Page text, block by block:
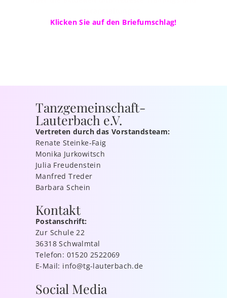
Klicken Sie auf den Briefumschlag!
Tanzgemeinschaft-
Lauterbach e.V.
Vertreten durch das Vorstandsteam:
Renate Steinke-Faig
Monika Jurkowitsch
Julia Freudenstein
Manfred Treder
Barbara Schein
Kontakt
Postanschrift:
Zur Schule 22
36318 Schwalmtal
Telefon: 01520 2522069
E-Mail: info@tg-lauterbach.de
Social Media